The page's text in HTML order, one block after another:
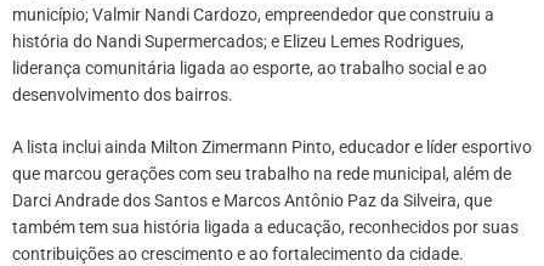
município; Valmir Nandi Cardozo, empreendedor que construiu a
história do Nandi Supermercados; e Elizeu Lemes Rodrigues,
liderança comunitária ligada ao esporte, ao trabalho social e ao
desenvolvimento dos bairros.
A lista inclui ainda Milton Zimermann Pinto, educador e líder esportivo
que marcou gerações com seu trabalho na rede municipal, além de
Darci Andrade dos Santos e Marcos Antônio Paz da Silveira, que
também tem sua história ligada a educação, reconhecidos por suas
contribuições ao crescimento e ao fortalecimento da cidade.